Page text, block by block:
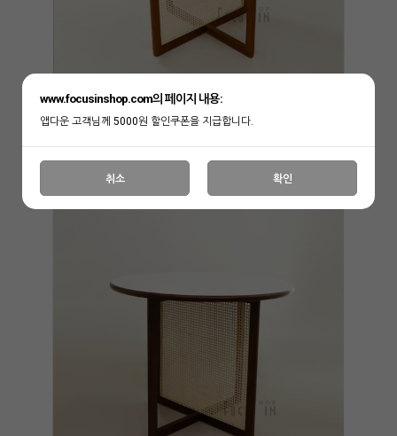
www.focusinshop.com의 페이지 내용:
앱다운 고객님께 5000원 할인쿠폰을 지급합니다.
취소 확인